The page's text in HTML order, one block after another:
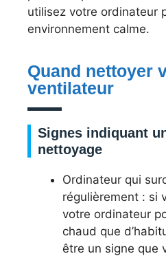
utilisez votre ordinateur
environnement calme.
Quand nettoyer
ventilateur
Signes indiquant
nettoyage
Ordinateur qui
régulièrement : si
votre ordinateur
chaud que
être un signe que